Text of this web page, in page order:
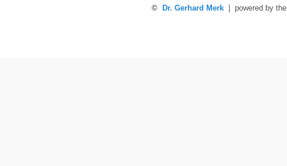
© Dr. Gerhard Merk | powered by the